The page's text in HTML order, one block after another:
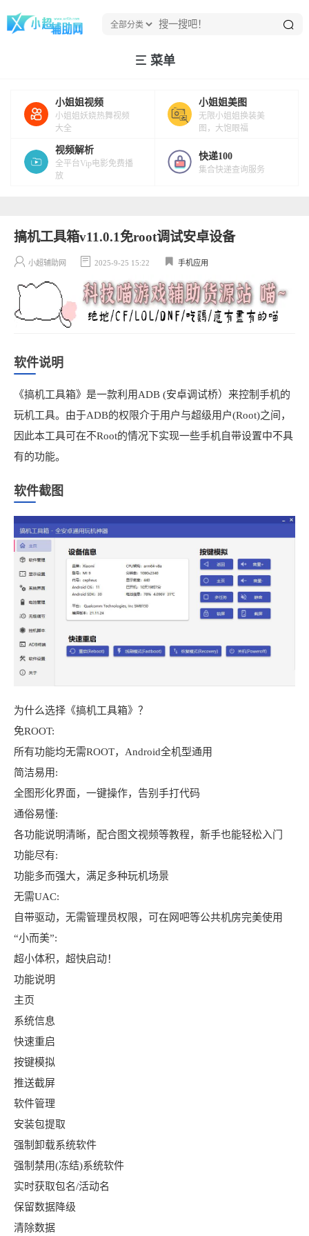
菜单
小姐姐视频
小姐姐妖娆热舞视频
大全
小姐姐美图
无限小姐姐换装美
图，大饱眼福
视频解析
全平台Vip电影免费播
放
快递100
集合快递查询服务
搞机工具箱v11.0.1免root调试安卓设备
小超辅助网 2025-9-25 15:22 手机应用
软件说明
《搞机工具箱》是一款利用ADB (安卓调试桥）来控制手机的
玩机工具。由于ADB的权限介于用户与超级用户(Root)之间，
因此本工具可在不Root的情况下实现一些手机自带设置中不具
有的功能。
软件截图
为什么选择《搞机工具箱》？
免ROOT:
所有功能均无需ROOT，Android全机型通用
简洁易用:
全图形化界面，一键操作，告别手打代码
通俗易懂:
各功能说明清晰，配合图文视频等教程，新手也能轻松入门
功能尽有:
功能多而强大，满足多种玩机场景
无需UAC:
自带驱动，无需管理员权限，可在网吧等公共机房完美使用
“小而美”:
超小体积，超快启动！
功能说明
主页
系统信息
快速重启
按键模拟
推送截屏
软件管理
安装包提取
强制卸载系统软件
强制禁用(冻结)系统软件
实时获取包名/活动名
保留数据降级
清除数据